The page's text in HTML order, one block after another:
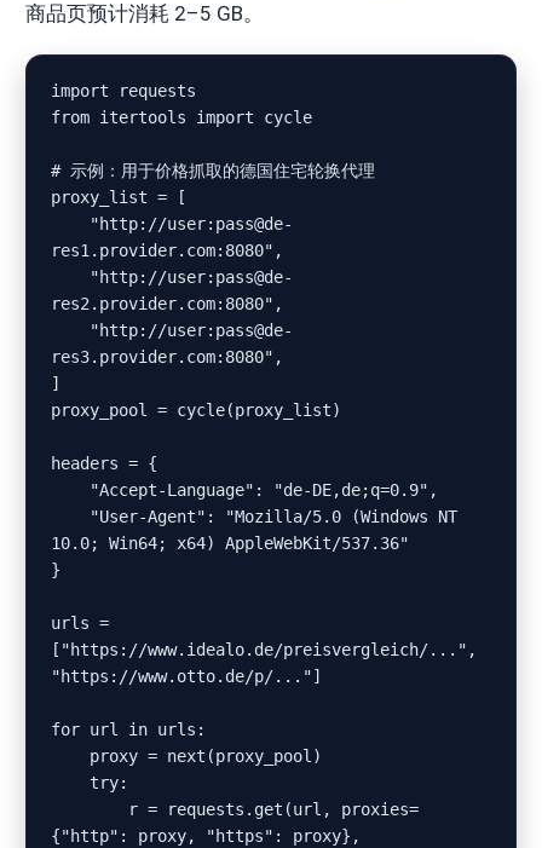
商品页预计消耗 2–5 GB。
import requests
from itertools import cycle
# 示例：用于价格抓取的德国住宅轮换代理
proxy_list = [
res1.provider.com:8080",
res2.provider.com:8080",
res3.provider.com:8080",
]
proxy_pool = cycle(proxy_list)
headers = {
10.0; Win64; x64) AppleWebKit/537.36"
}
urls =
["https://www.idealo.de/preisvergleich/...",
"https://www.otto.de/p/..."]
for url in urls:
{"http": proxy, "https": proxy},